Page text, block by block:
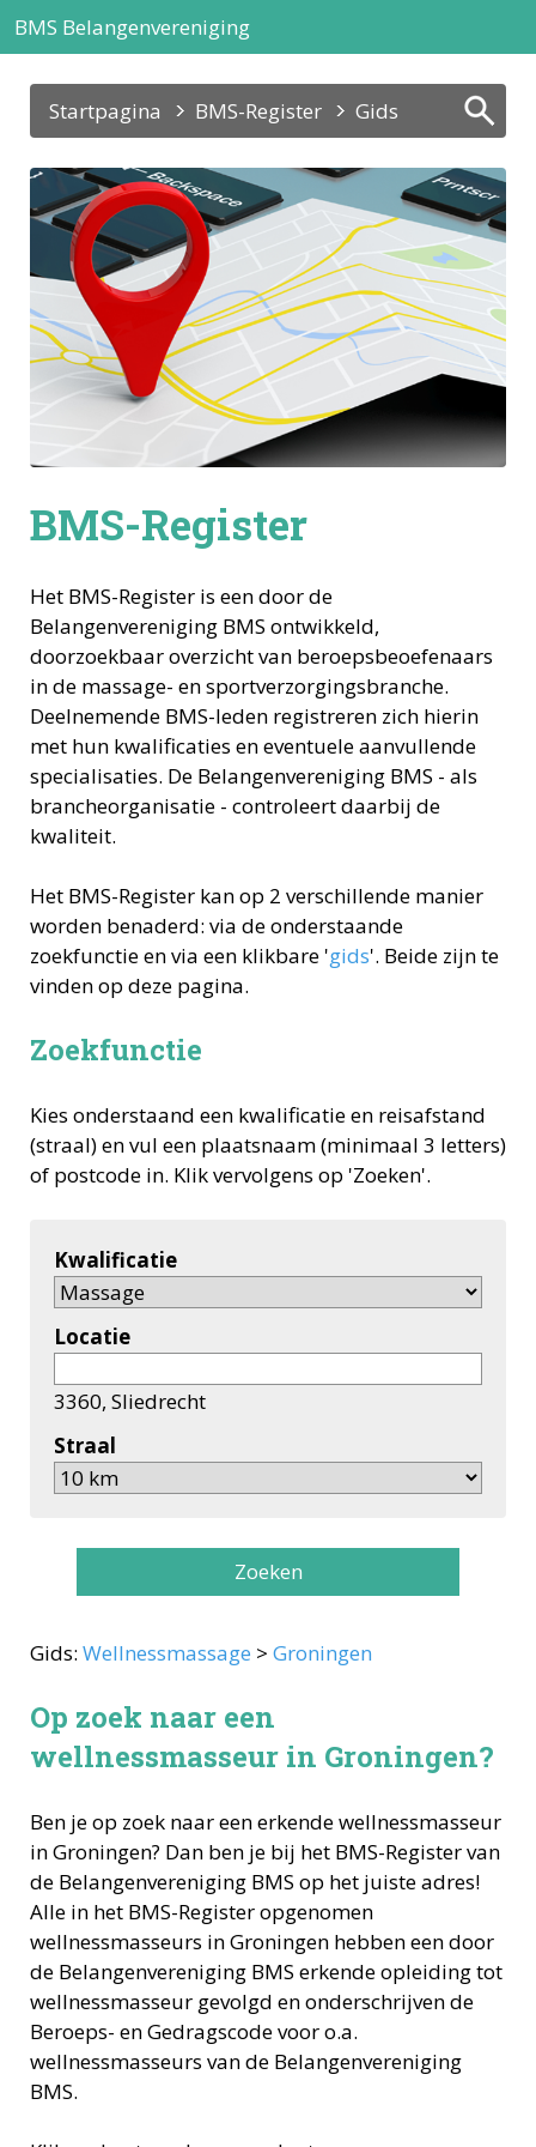
BMS Belangenvereniging
Startpagina BMS-Register Gids
BMS-Register
Het BMS-Register is een door de
Belangenvereniging BMS ontwikkeld,
doorzoekbaar overzicht van beroepsbeoefenaars
in de massage- en sportverzorgingsbranche.
Deelnemende BMS-leden registreren zich hierin
met hun kwalificaties en eventuele aanvullende
specialisaties. De Belangenvereniging BMS - als
brancheorganisatie - controleert daarbij de
kwaliteit.
Het BMS-Register kan op 2 verschillende manier
worden benaderd: via de onderstaande
zoekfunctie en via een klikbare 'gids'. Beide zijn te
vinden op deze pagina.
Zoekfunctie
Kies onderstaand een kwalificatie en reisafstand
(straal) en vul een plaatsnaam (minimaal 3 letters)
of postcode in. Klik vervolgens op 'Zoeken'.
Kwalificatie
Locatie
3360, Sliedrecht
Straal
Zoeken
Gids: Wellnessmassage > Groningen
Op zoek naar een
wellnessmasseur in Groningen?
Ben je op zoek naar een erkendewellnessmasseur
inGroningen? Dan ben je bij het BMS-Register van
de Belangenvereniging BMS op het juiste adres!
Alle in het BMS-Register opgenomen
wellnessmasseurs inGroningen hebben een door
de Belangenvereniging BMS erkende opleiding tot
wellnessmasseur gevolgd en onderschrijven de
Beroeps- en Gedragscode voor o.a.
wellnessmasseurs van de Belangenvereniging
BMS.